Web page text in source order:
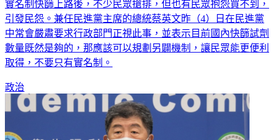
實名制快篩上路後，不少民眾搶排，但也有民眾抱怨買不到，
引發民怨。兼任民進黨主席的總統蔡英文昨（4）日在民進黨
中常會嚴肅要求行政部門正視此事，並表示目前國內快篩試劑
數量既然是夠的，那應該可以規劃另闢機制，讓民眾能更便利
政治